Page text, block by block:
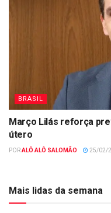
BRASIL
Março Lilás reforça
útero
PORALÔ ALÔ SALOMÃO 25/02/
Mais lidas da semana